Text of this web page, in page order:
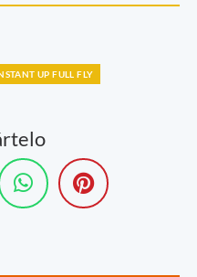
UP FULL FLY